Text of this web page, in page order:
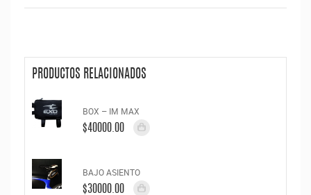
PRODUCTOS RELACIONADOS
BOX – IM MAX
$40000.00
BAJO ASIENTO
$30000.00